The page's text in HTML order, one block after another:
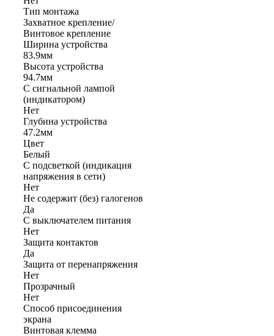
Тип монтажа
Захватное крепление/
Винтовое крепление
Ширина устройства
83.9мм
Высота устройства
94.7мм
С сигнальной лампой
(индикатором)
Нет
Глубина устройства
47.2мм
Цвет
Белый
С подсветкой (индикация
напряжения в сети)
Нет
Не содержит (без) галогенов
Да
С выключателем питания
Нет
Защита контактов
Да
Защита от перенапряжения
Нет
Прозрачный
Нет
Способ присоединения
экрана
Винтовая клемма